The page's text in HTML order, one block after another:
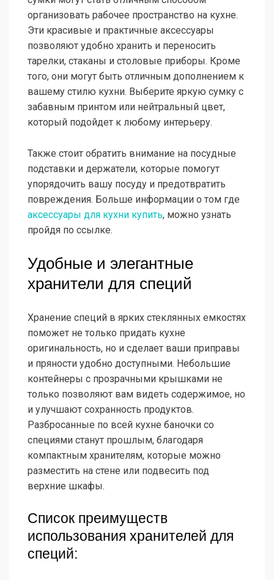
организовать рабочее пространство на кухне.
Эти красивые и практичные аксессуары
позволяют удобно хранить и переносить
тарелки, стаканы и столовые приборы. Кроме
того, они могут быть отличным дополнением к
вашему стилю кухни. Выберите яркую сумку с
забавным принтом или нейтральный цвет,
который подойдет к любому интерьеру.
Также стоит обратить внимание на посудные
подставки и держатели, которые помогут
упорядочить вашу посуду и предотвратить
повреждения. Больше информации о том где
аксессуары для кухни купить, можно узнать
пройдя по ссылке.
Удобные и элегантные
хранители для специй
Хранение специй в ярких стеклянных емкостях
поможет не только придать кухне
оригинальность, но и сделает ваши приправы
и пряности удобно доступными. Небольшие
контейнеры с прозрачными крышками не
только позволяют вам видеть содержимое, но
и улучшают сохранность продуктов.
Разбросанные по всей кухне баночки со
специями станут прошлым, благодаря
компактным хранителям, которые можно
разместить на стене или подвесить под
верхние шкафы.
Список преимуществ
использования хранителей для
специй: